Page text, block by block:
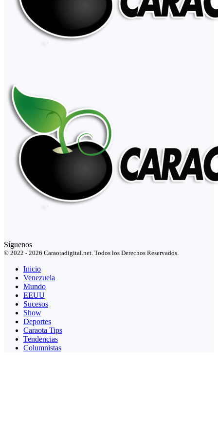
Síguenos
© 2022 - 2026 Caraotadigital.net. Todos los Derechos Reservados.
Inicio
Venezuela
Mundo
EEUU
Sucesos
Show
Deportes
Caraota Tips
Tendencias
Columnistas